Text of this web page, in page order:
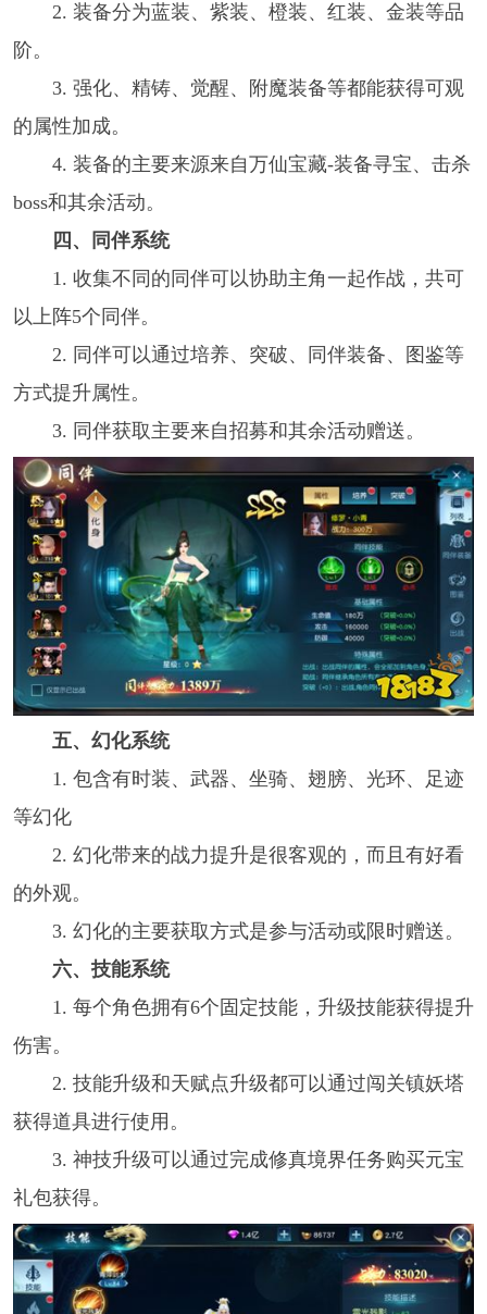
2. 装备分为蓝装、紫装、橙装、红装、金装等品
阶。
3. 强化、精铸、觉醒、附魔装备等都能获得可观
的属性加成。
4. 装备的主要来源来自万仙宝藏-装备寻宝、击杀
boss和其余活动。
四、同伴系统
1. 收集不同的同伴可以协助主角一起作战，共可
以上阵5个同伴。
2. 同伴可以通过培养、突破、同伴装备、图鉴等
方式提升属性。
3. 同伴获取主要来自招募和其余活动赠送。
五、幻化系统
1. 包含有时装、武器、坐骑、翅膀、光环、足迹
等幻化
2. 幻化带来的战力提升是很客观的，而且有好看
的外观。
3. 幻化的主要获取方式是参与活动或限时赠送。
六、技能系统
1. 每个角色拥有6个固定技能，升级技能获得提升
伤害。
2. 技能升级和天赋点升级都可以通过闯关镇妖塔
获得道具进行使用。
3. 神技升级可以通过完成修真境界任务购买元宝
礼包获得。